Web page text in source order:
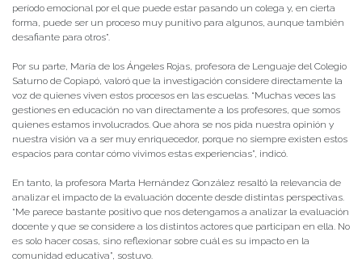
período emocional por el que puede estar pasando un colega y, en cierta
forma, puede ser un proceso muy punitivo para algunos, aunque también
desafiante para otros”.
Por su parte, María de los Ángeles Rojas, profesora de Lenguaje del Colegio
Saturno de Copiapó, valoró que la investigación considere directamente la
voz de quienes viven estos procesos en las escuelas. “Muchas veces las
gestiones en educación no van directamente a los profesores, que somos
quienes estamos involucrados. Que ahora se nos pida nuestra opinión y
nuestra visión va a ser muy enriquecedor, porque no siempre existen estos
espacios para contar cómo vivimos estas experiencias”, indicó.
En tanto, la profesora Marta Hernández González resaltó la relevancia de
analizar el impacto de la evaluación docente desde distintas perspectivas.
“Me parece bastante positivo que nos detengamos a analizar la evaluación
docente y que se considere a los distintos actores que participan en ella. No
es solo hacer cosas, sino reflexionar sobre cuál es su impacto en la
comunidad educativa”, sostuvo.